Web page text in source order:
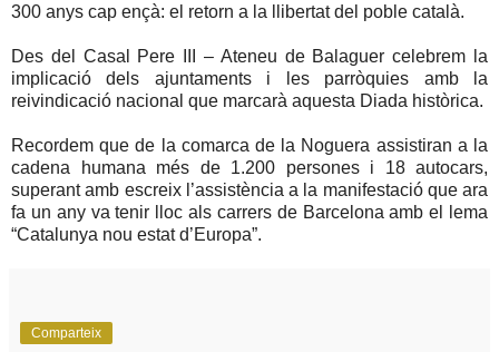
300 anys cap ençà: el retorn a la llibertat del poble català.
Des del Casal Pere III – Ateneu de Balaguer celebrem la
implicació dels ajuntaments i les parròquies amb la
reivindicació nacional que marcarà aquesta Diada històrica.
Recordem que de la comarca de la Noguera assistiran a la
cadena humana més de 1.200 persones i 18 autocars,
superant amb escreix l’assistència a la manifestació que ara
fa un any va tenir lloc als carrers de Barcelona amb el lema
“Catalunya nou estat d’Europa”.
Comparteix